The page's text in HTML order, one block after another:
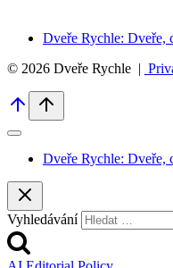
Dveře Rychle: Dveře,
© 2026 Dveře Rychle |
Dveře Rychle: Dveře,
Vyhledávání